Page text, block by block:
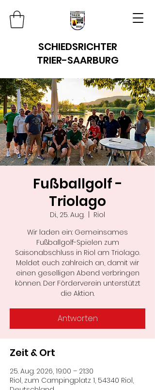
SCHIEDSRICHTER
TRIER-SAARBURG
Fußballgolf -
Triolago
Di., 25. Aug.
  |
Riol
Wir laden ein: Gemeinsames
Fußballgolf-Spielen zum
Saisonabschluss in Riol am Triolago.
Meldet euch zahlreich an, damit wir
einen geselligen Abend verbringen
können. Der Förderverein unterstützt
die Aktion.
Antworten
Zeit & Ort
25. Aug. 2026, 19:00 – 21:30
Riol, zum Campingplatz 1, 54340 Riol,